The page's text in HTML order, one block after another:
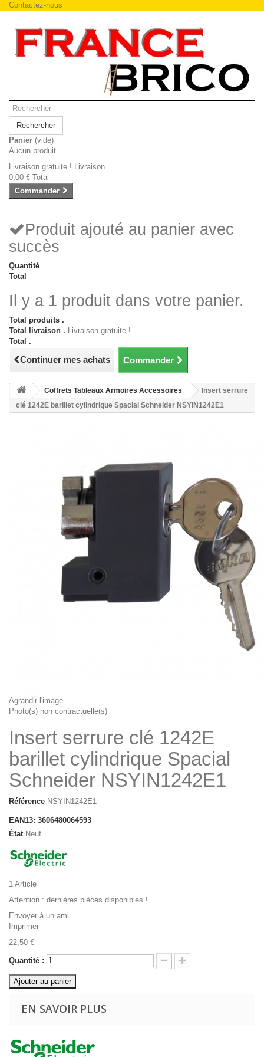
Contactez-nous
Rechercher
Panier (vide)
Aucun produit
Livraison gratuite ! Livraison
0,00 € Total
Commander
Produit ajouté au panier avec
succès
Quantité
Total
Il y a 1 produit dans votre panier.
Total produits .
Total livraison . Livraison gratuite !
Total .
Continuer mes achats Commander
Coffrets Tableaux Armoires Accessoires
Insert serrure
clé 1242E barillet cylindrique Spacial Schneider NSYIN1242E1
Agrandir l'image
Photo(s) non contractuelle(s)
Insert serrure clé 1242E
barillet cylindrique Spacial
Schneider NSYIN1242E1
Référence NSYIN1242E1
EAN13: 3606480064593
État Neuf
1 Article
Attention : dernières pièces disponibles !
Envoyer à un ami
Imprimer
22,50 €
Quantité :
Ajouter au panier
EN SAVOIR PLUS